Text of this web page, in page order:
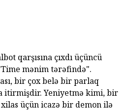
qarşısına çıxdı üçüncü
mənim tərəfində".
bir çox belə bir parlaq
itirmişdir. Yeniyetmə kimi, bir
üçün icazə bir demon ilə